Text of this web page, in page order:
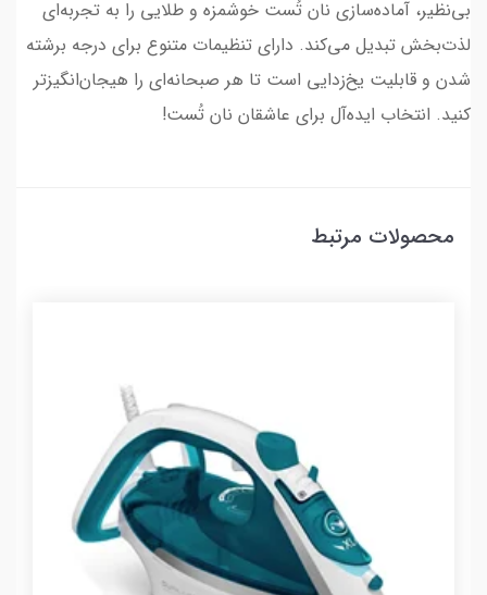
بی‌نظیر، آماده‌سازی نان تُست خوشمزه و طلایی را به تجربه‌ای
لذت‌بخش تبدیل می‌کند. دارای تنظیمات متنوع برای درجه برشته
شدن و قابلیت یخ‌زدایی است تا هر صبحانه‌ای را هیجان‌انگیز‌تر
کنید. انتخاب ایده‌آل برای عاشقان نان تُست!
محصولات مرتبط